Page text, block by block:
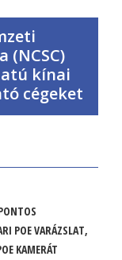
(NCSC)
kínai
cégeket
POE VARÁZSLAT,
KAMERÁT